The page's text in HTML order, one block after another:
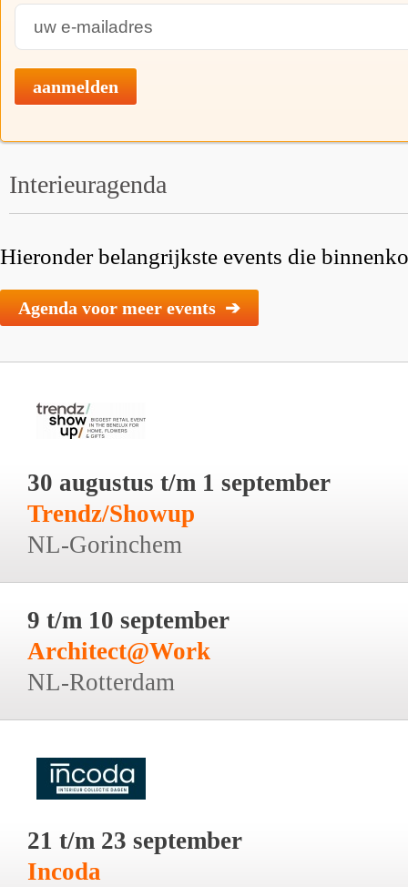
aanmelden
Interieuragenda
Hieronder belangrijkste events die
Agenda voor meer events ➔
30 augustus t/m 1 september
Trendz/Showup
NL-Gorinchem
9 t/m 10 september
Architect@Work
NL-Rotterdam
21 t/m 23 september
Incoda